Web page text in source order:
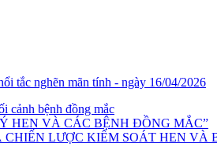
tắc nghẽn mãn tính - ngày 16/04/2026
cảnh bệnh đồng mắc
HEN VÀ CÁC BỆNH ĐỒNG MẮC”
CHIẾN LƯỢC KIỂM SOÁT HEN VÀ